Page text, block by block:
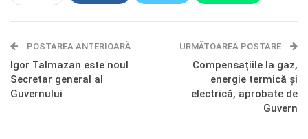
Telegram OK.ru
POSTAREA ANTERIOARĂ
Igor Talmazan este noul
Secretar general al
Guvernului
URMĂTOAREA POSTARE
Compensațiile la gaz,
energie termică și
electrică, aprobate de
Guvern